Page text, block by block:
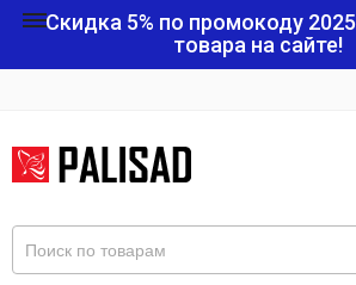
Скидка 5% по промокоду 2025
товара на сайте!